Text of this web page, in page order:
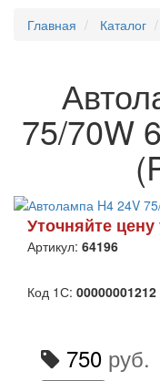
Главная
Каталог
75/70W
Уточняйте
Артикул: 64196
Код 1С: 00000001212
750 руб.